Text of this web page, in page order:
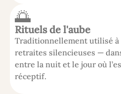
🌅
Rituels de l'aube
Traditionnellement utilisé à
retraites silencieuses —
entre la nuit et le jour où
réceptif.